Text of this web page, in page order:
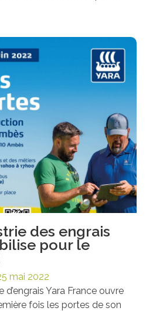
des engrais
pour le
mai 2022
d’engrais Yara France ouvre
fois les portes de son